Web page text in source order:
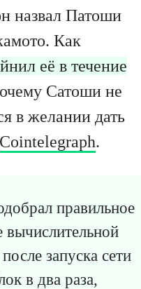
назвал Патоши
Как
её в течение
Сатоши не
в желании дать
Cointelegraph.
правильное
запуска сети
в два раза,